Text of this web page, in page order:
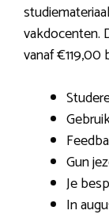
vakdocenten.
vanaf
Gun
Je
In